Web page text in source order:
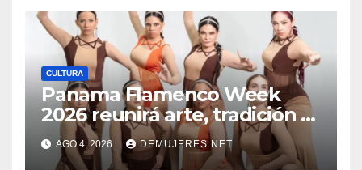
CULTURA
Panama Flamenco Week
2026 reunirá arte, tradición y
cultura española en
beneficio de FANLYC
AGO 4, 2026 DEMUJERES.NET